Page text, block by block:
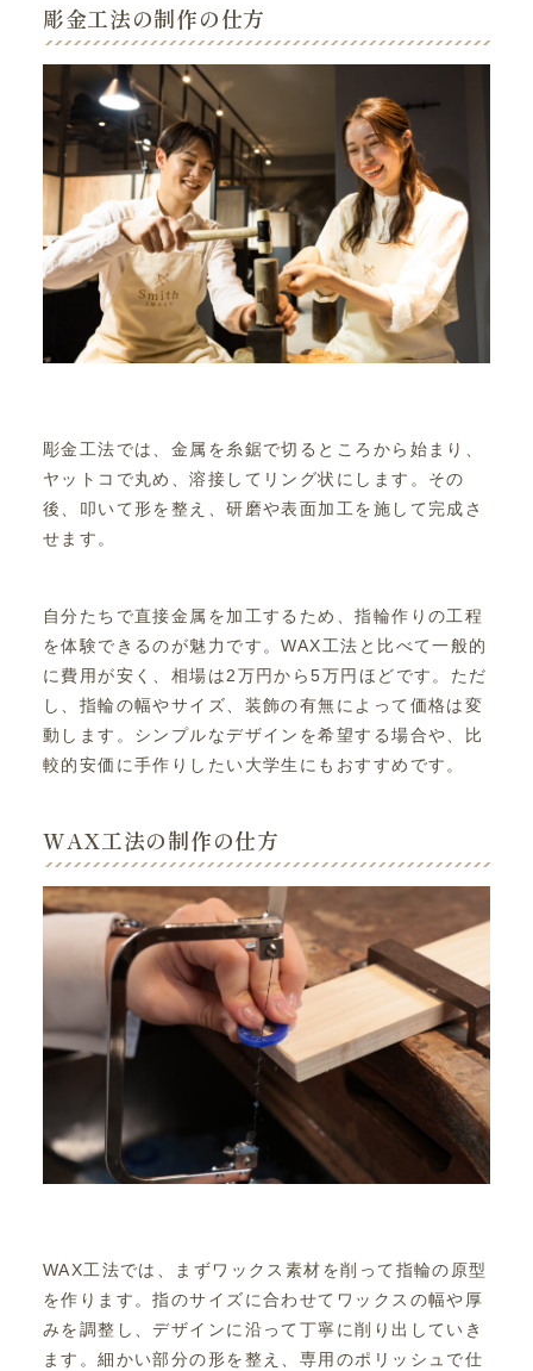
彫金工法の制作の仕方
彫金工法では、金属を糸鋸で切るところから始まり、
ヤットコで丸め、溶接してリング状にします。その
後、叩いて形を整え、研磨や表面加工を施して完成さ
せます。
自分たちで直接金属を加工するため、指輪作りの工程
を体験できるのが魅力です。WAX工法と比べて一般的
に費用が安く、相場は2万円から5万円ほどです。ただ
し、指輪の幅やサイズ、装飾の有無によって価格は変
動します。シンプルなデザインを希望する場合や、比
較的安価に手作りしたい大学生にもおすすめです。
WAX工法の制作の仕方
WAX工法では、まずワックス素材を削って指輪の原型
を作ります。指のサイズに合わせてワックスの幅や厚
みを調整し、デザインに沿って丁寧に削り出していき
ます。細かい部分の形を整え、専用のポリッシュで仕